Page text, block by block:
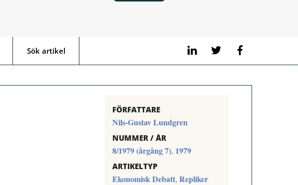
LinkedIn Twitter
Sök artikel
FÖRFATTARE
Nils-Gustav Lundgren
NUMMER / ÅR
8/1979 (årgång 7), 1979
ARTIKELTYP
Ekonomisk Debatt, Repliker